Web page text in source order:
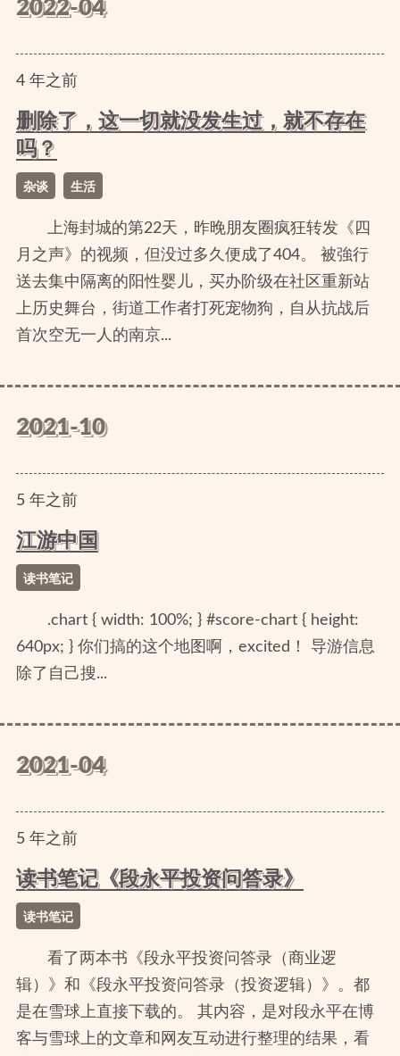
2022-04
4年之前
删除了，这一切就没发生过，就不存在
吗？
杂谈 生活
上海封城的第22天，昨晚朋友圈疯狂转发《四
月之声》的视频，但没过多久便成了404。 被強行
送去集中隔离的阳性婴儿，买办阶级在社区重新站
上历史舞台，街道工作者打死宠物狗，自从抗战后
首次空无一人的南京...
2021-10
5年之前
江游中国
读书笔记
.chart { width: 100%; } #score-chart { height:
640px; } 你们搞的这个地图啊，excited！ 导游信息
除了自己搜...
2021-04
5年之前
读书笔记《段永平投资问答录》
读书笔记
看了两本书《段永平投资问答录（商业逻
辑）》和《段永平投资问答录（投资逻辑）》。都
是在雪球上直接下载的。 其内容，是对段永平在博
客与雪球上的文章和网友互动进行整理的结果，看